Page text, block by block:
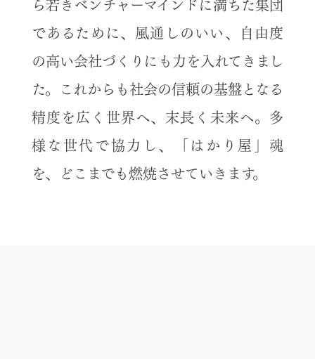
であるために、風通しのいい、自由度
の高い会社づくりにも力を入れてきまし
た。これからも社会の信頼の基盤となる
精度を広く世界へ、末長く未来へ。多
様な世代で協力し、「はかり屋」魂
を、どこまでも燃焼させていきます。